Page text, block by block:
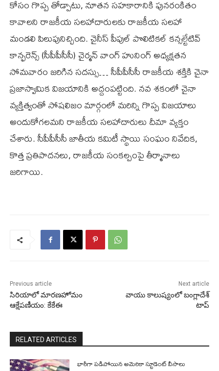
కోసం గొప్ప తోడ్పాటు, నూతన సహకారానికి పునరంకితం
కావాలని రాజకీయ సలహాదారులకు రాజకీయ సలహా
మండలి పిలుపునిచ్చింది. చైనీస్‌ పీపుల్‌ పొలిటికల్‌ కన్సల్టేటివ్‌
కాన్ఫరెన్స్‌ (సీపీపీసీసీ) చైర్మన్‌ వాంగ్‌ హునింగ్‌ అధ్యక్షతన
సోమవారం జరిగిన సదస్సు… సీపీపీసీసీ రాజకీయ శక్తికి చైనా
ప్రజాస్వామిక విజయానికి అద్దంపట్టింది. నవ శకంలో చైనా
వ్యక్తిత్వంతో సోషలిజం మార్గంలో మరిన్ని గొప్ప విజయాలు
అందుకోగలమని రాజకీయ సలహాదారులు దీమా వ్యక్తం
చేశారు. సీపీపీసీసీ జాతీయ కమిటీ స్థాయి సంఘం నివేదిక,
కొత్త ప్రతిపాదనలు, రాజకీయ సంకల్పంపై తీర్మానాలు
జరిగాయి.
Previous article
సిరియాలో మారణహోమం
ఆక్షేపణీయం: కేకేఈ
Next article
వాయు కాలుష్యంలో బంగ్లాదేశ్‌
టాప్‌
RELATED ARTICLES
భారీగా పడిపోయిన అమెరికా స్టూడెంట్ వీసాలు